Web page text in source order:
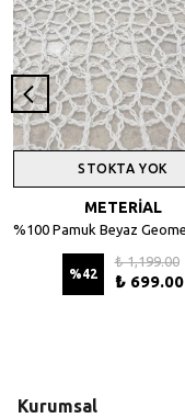
STOKTA YOK
METERİAL
%42
₺ 1,199.00
₺ 699.00
Kurumsal